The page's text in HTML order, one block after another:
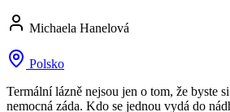
Michaela Hanelová
Polsko
Termální lázně nejsou jen o tom, že byste
nemocná záda. Kdo se jednou vydá do